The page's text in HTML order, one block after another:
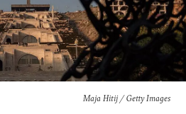
Maja Hitij / Getty Images